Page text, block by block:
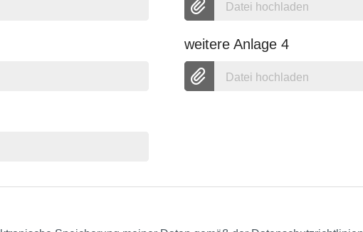
Datei hochladen
weitere Anlage 4
Datei hochladen